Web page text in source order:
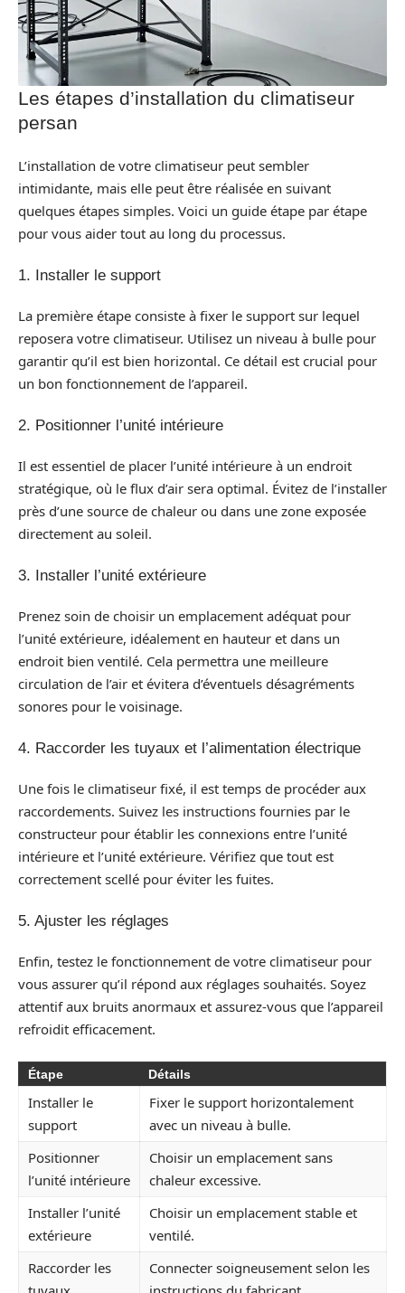
Les étapes d’installation du climatiseur
persan
L’installation de votre climatiseur peut sembler
intimidante, mais elle peut être réalisée en suivant
quelques étapes simples. Voici un guide étape par étape
pour vous aider tout au long du processus.
1. Installer le support
La première étape consiste à fixer le support sur lequel
reposera votre climatiseur. Utilisez un niveau à bulle pour
garantir qu’il est bien horizontal. Ce détail est crucial pour
un bon fonctionnement de l’appareil.
2. Positionner l’unité intérieure
Il est essentiel de placer l’unité intérieure à un endroit
stratégique, où le flux d’air sera optimal. Évitez de l’installer
près d’une source de chaleur ou dans une zone exposée
directement au soleil.
3. Installer l’unité extérieure
Prenez soin de choisir un emplacement adéquat pour
l’unité extérieure, idéalement en hauteur et dans un
endroit bien ventilé. Cela permettra une meilleure
circulation de l’air et évitera d’éventuels désagréments
sonores pour le voisinage.
4. Raccorder les tuyaux et l’alimentation électrique
Une fois le climatiseur fixé, il est temps de procéder aux
raccordements. Suivez les instructions fournies par le
constructeur pour établir les connexions entre l’unité
intérieure et l’unité extérieure. Vérifiez que tout est
correctement scellé pour éviter les fuites.
5. Ajuster les réglages
Enfin, testez le fonctionnement de votre climatiseur pour
vous assurer qu’il répond aux réglages souhaités. Soyez
attentif aux bruits anormaux et assurez-vous que l’appareil
refroidit efficacement.
Étape Détails
Installer le
support
Fixer le support horizontalement
avec un niveau à bulle.
Positionner
l’unité intérieure
Choisir un emplacement sans
chaleur excessive.
Installer l’unité
extérieure
Choisir un emplacement stable et
ventilé.
Raccorder les
Connecter soigneusement selon les